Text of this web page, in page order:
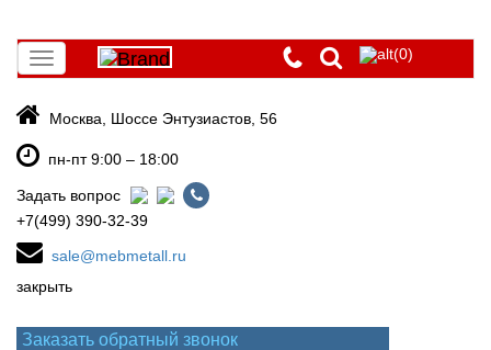
Toggle
navigation
(0)
Москва, Шоссе Энтузиастов, 56
пн-пт 9:00 – 18:00
Задать вопрос
+7(499) 390-32-39
sale@mebmetall.ru
закрыть
Заказать обратный звонок